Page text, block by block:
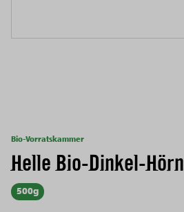
Bio-Vorratskammer
Helle Bio-Dinkel-
500g